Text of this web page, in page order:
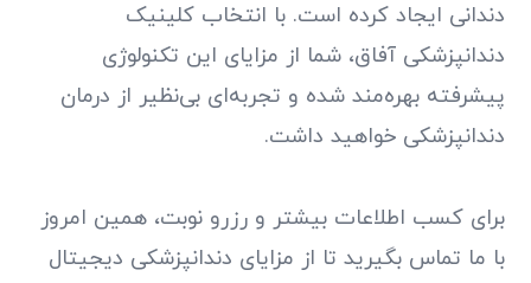
دندانی ایجاد کرده است. با انتخاب کلینیک
دندانپزشکی آفاق، شما از مزایای این تکنولوژی
پیشرفته بهره‌مند شده و تجربه‌ای بی‌نظیر از درمان
دندانپزشکی خواهید داشت.
برای کسب اطلاعات بیشتر و رزرو نوبت، همین امروز
با ما تماس بگیرید تا از مزایای دندانپزشکی دیجیتال